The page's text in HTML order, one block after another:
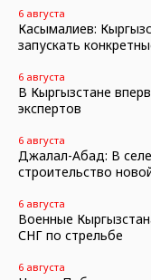
6 августа
Касымалиев:
запускать
6 августа
В Кыргызстане
экспертов
6 августа
Джалал-Абад: В
строительство
6 августа
Военные
СНГ по стрельбе
6 августа